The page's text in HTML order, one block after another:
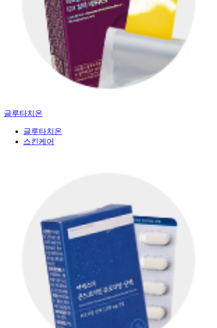
글루타치온
글루타치온
스킨케어